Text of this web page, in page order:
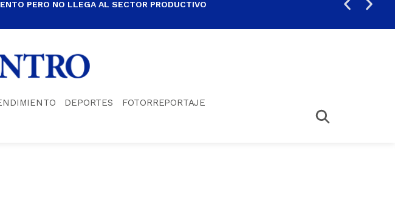
PERO NO LLEGA AL SECTOR PRODUCTIVO
DEPORTES FOTORREPORTAJE